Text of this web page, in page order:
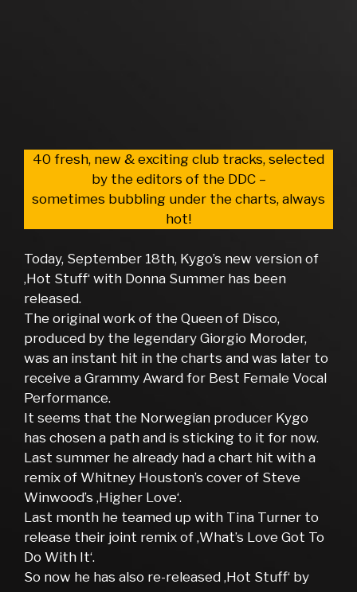
40 fresh, new & exciting club tracks, selected
by the editors of the DDC –
sometimes bubbling under the charts, always
hot!
Today, September 18th, Kygo’s new version of
‚Hot Stuff‘ with Donna Summer has been
released.
The original work of the Queen of Disco,
produced by the legendary Giorgio Moroder,
was an instant hit in the charts and was later to
receive a Grammy Award for Best Female Vocal
Performance.
It seems that the Norwegian producer Kygo
has chosen a path and is sticking to it for now.
Last summer he already had a chart hit with a
remix of Whitney Houston’s cover of Steve
Winwood’s ‚Higher Love‘.
Last month he teamed up with Tina Turner to
release their joint remix of ‚What’s Love Got To
Do With It‘.
So now he has also re-released ‚Hot Stuff‘ by